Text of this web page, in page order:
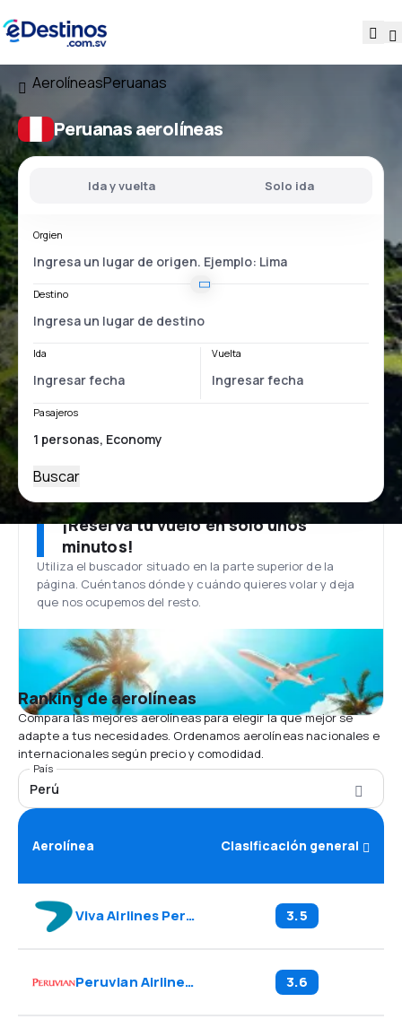
AerolíneasPeruanas
Peruanas aerolíneas
Ida y vuelta Solo ida
Orgien
Destino
Ida Vuelta
Pasajeros
Buscar
¡Reserva tu vuelo en solo unos
minutos!
Utiliza el buscador situado en la parte superior de la
página. Cuéntanos dónde y cuándo quieres volar y deja
que nos ocupemos del resto.
Ranking de aerolíneas
Compara las mejores aerolíneas para elegir la que mejor se
adapte a tus necesidades. Ordenamos aerolíneas nacionales e
internacionales según precio y comodidad.
País
Perú
Aerolínea Clasificación general
Viva Airlines Peru 3.5
Peruvian Airlines( 3.6